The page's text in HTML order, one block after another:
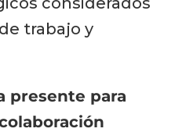
trabajo y
presente para